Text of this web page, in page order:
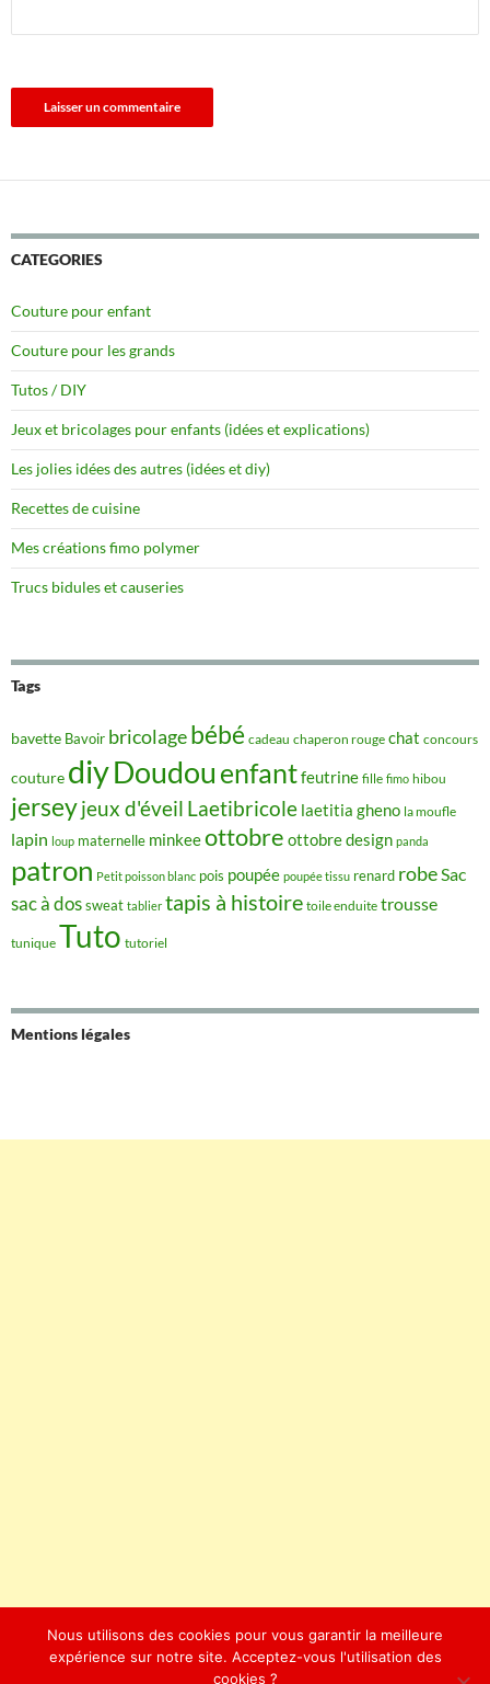
CATEGORIES
Couture pour enfant
Couture pour les grands
Tutos / DIY
Jeux et bricolages pour enfants (idées et explications)
Les jolies idées des autres (idées et diy)
Recettes de cuisine
Mes créations fimo polymer
Trucs bidules et causeries
Tags
bavette Bavoir bricolagebébé cadeau chaperon rouge chat concours
couture diyDoudou enfantfeutrine fille fimo hibou
jerseyjeux d'éveil Laetibricole laetitia gheno la moufle
lapin loup maternelle minkeeottobre ottobre design panda
patron Petit poisson blanc pois poupée poupée tissu renard robeSac
sac à dossweat tablier tapis à histoire toile enduite trousse
tunique Tuto tutoriel
Mentions légales
Nous utilisons des cookies pour vous garantir la meilleure
expérience sur notre site. Acceptez-vous l'utilisation des
cookies ?